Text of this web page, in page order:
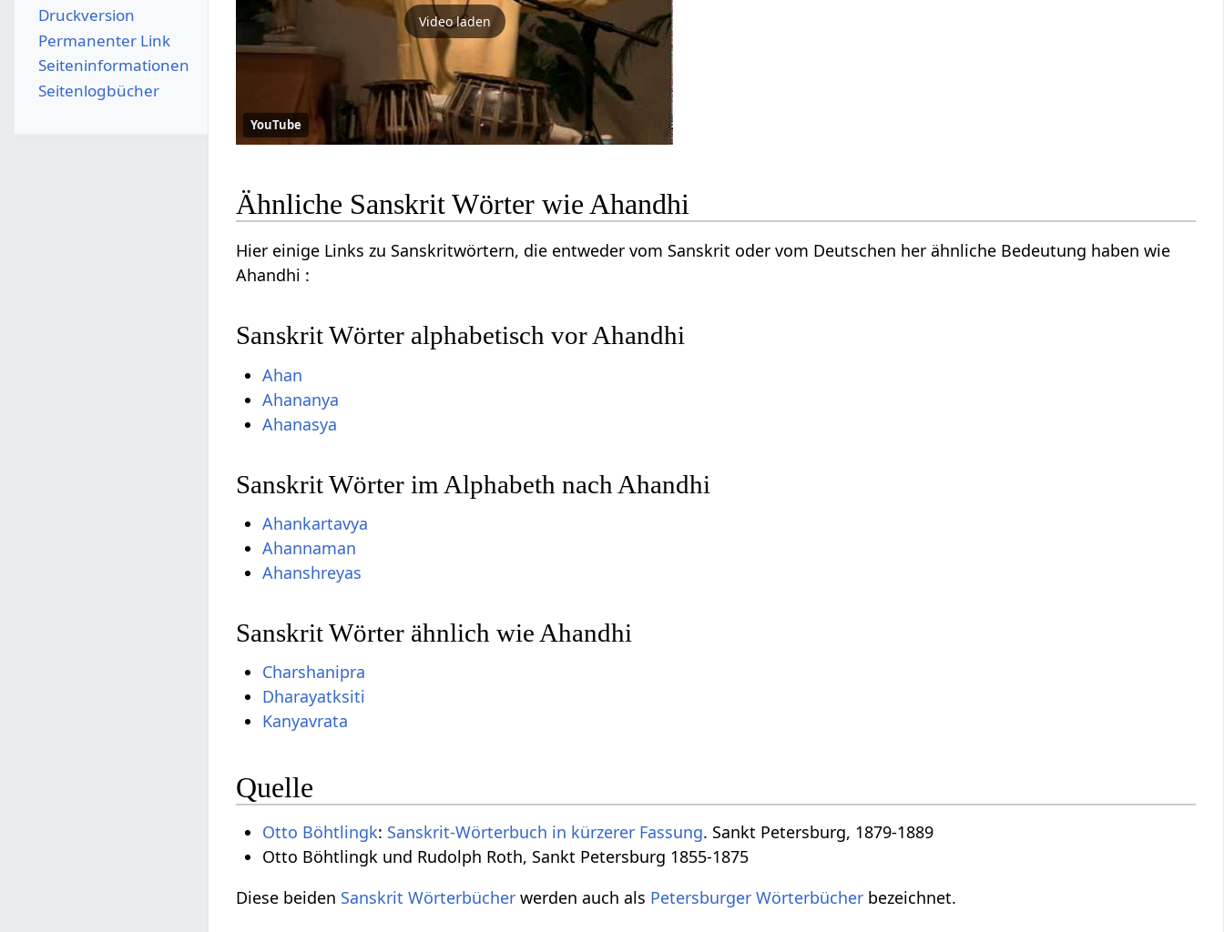
Video laden
YouTube
Ähnliche Sanskrit Wörter wie Ahandhi
Hier einige Links zu Sanskritwörtern, die entweder vom Sanskrit oder vom Deutschen her ähnliche Bedeutung haben wie
Ahandhi :
Sanskrit Wörter alphabetisch vor Ahandhi
Ahan
Ahananya
Ahanasya
Sanskrit Wörter im Alphabeth nach Ahandhi
Ahankartavya
Ahannaman
Ahanshreyas
Sanskrit Wörter ähnlich wie Ahandhi
Charshanipra
Dharayatksiti
Kanyavrata
Quelle
Otto Böhtlingk: Sanskrit-Wörterbuch in kürzerer Fassung. Sankt Petersburg, 1879-1889
Otto Böhtlingk und Rudolph Roth, Sankt Petersburg 1855-1875
Diese beiden Sanskrit Wörterbücher werden auch als Petersburger Wörterbücher bezeichnet.
Druckversion
Permanenter Link
Seiten­­informationen
Seitenlogbücher